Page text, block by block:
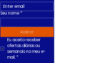
Seu nome *
Assinar
Eu aceito receber
ofertas diárias ou
semanais no meu e-
mail. *